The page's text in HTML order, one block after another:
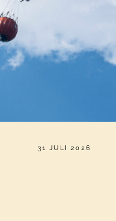
PUBLICERAT
31 JULI 2026